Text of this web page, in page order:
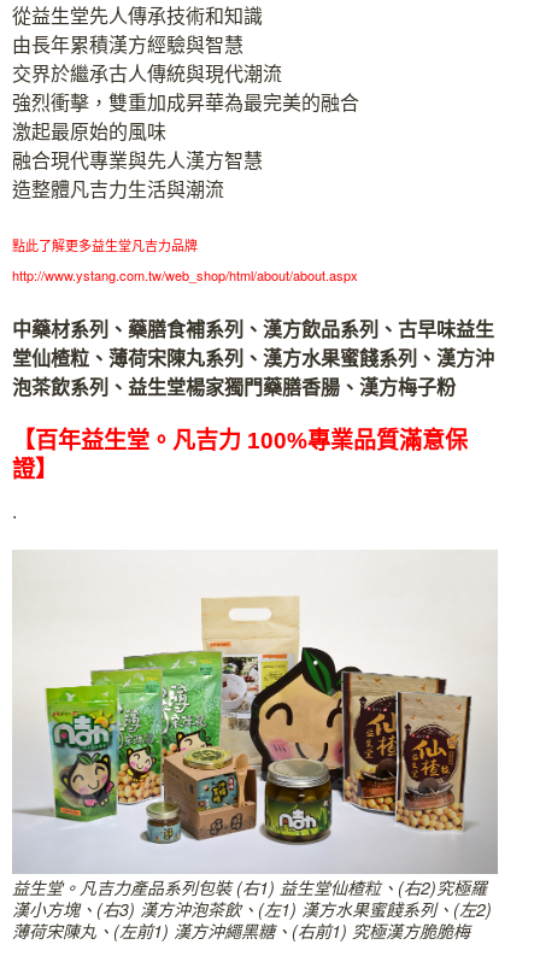
從益生堂先人傳承技術和知識
由長年累積漢方經驗與智慧
交界於繼承古人傳統與現代潮流
強烈衝擊，雙重加成昇華為最完美的融合
激起最原始的風味
融合現代專業與先人漢方智慧
造整體凡吉力生活與潮流
點此了解更多益生堂凡吉力品牌
http://www.ystang.com.tw/web_shop/html/about/about.aspx
中藥材系列、藥膳食補系列、漢方飲品系列、古早味益生
堂仙楂粒、薄荷宋陳丸系列、漢方水果蜜餞系列、漢方沖
泡茶飲系列、益生堂楊家獨門藥膳香腸、漢方梅子粉
【百年益生堂。凡吉力 100%專業品質滿意保
證】
.
益生堂。凡吉力產品系列包裝 (右1) 益生堂仙楂粒、(右2)究極羅
漢小方塊、(右3) 漢方沖泡茶飲、(左1) 漢方水果蜜餞系列、(左2)
薄荷宋陳丸、(左前1) 漢方沖繩黑糖、(右前1) 究極漢方脆脆梅